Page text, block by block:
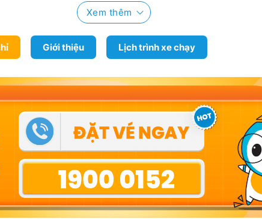
Xem thêm
Giới thiệu Lịch trình xe chạy